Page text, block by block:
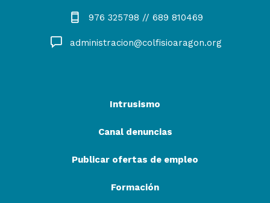
976 325798 // 689 810469
administracion@colfisioaragon.org
Intrusismo
Canal denuncias
Publicar ofertas de empleo
Formación